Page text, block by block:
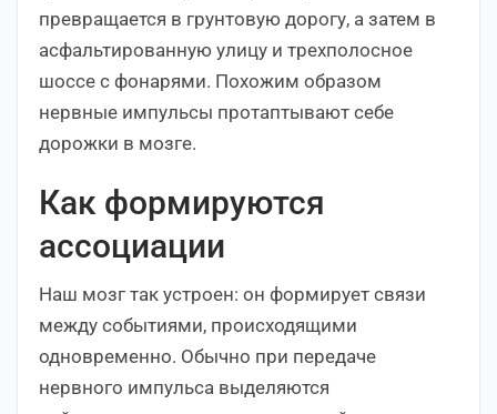
превращается в грунтовую дорогу, а затем в
асфальтированную улицу и трехполосное
шоссе с фонарями. Похожим образом
нервные импульсы протаптывают себе
дорожки в мозге.
Как формируются
ассоциации
Наш мозг так устроен: он формирует связи
между событиями, происходящими
одновременно. Обычно при передаче
нервного импульса выделяются